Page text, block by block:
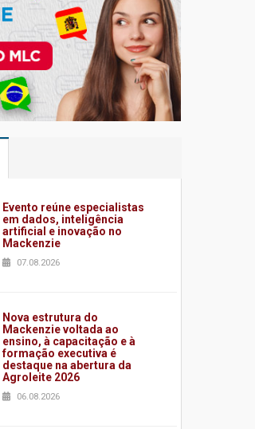
Evento reúne especialistas
em dados, inteligência
artificial e inovação no
Mackenzie
07.08.2026
Nova estrutura do
Mackenzie voltada ao
ensino, à capacitação e à
formação executiva é
destaque na abertura da
Agroleite 2026
06.08.2026